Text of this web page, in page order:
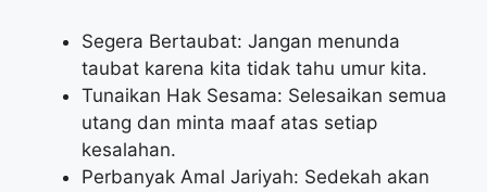
Segera Bertaubat: Jangan menunda
taubat karena kita tidak tahu umur kita.
Tunaikan Hak Sesama: Selesaikan semua
utang dan minta maaf atas setiap
kesalahan.
Perbanyak Amal Jariyah: Sedekah akan